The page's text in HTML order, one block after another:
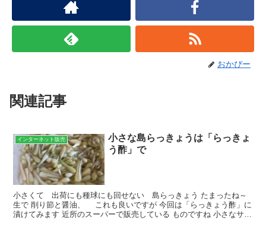
おかぴー
関連記事
インターネット販売
小さな島らっきょうは「らっきょ
う酢」で
小さくて 出荷にも種球にも回せない 島らっきょう たまったね～
生で 削り節と醤油、 これも良いですが 今回は「らっきょう酢」に
漬けてみます 近所のスーパーで販売している ものですね 小さなサイ